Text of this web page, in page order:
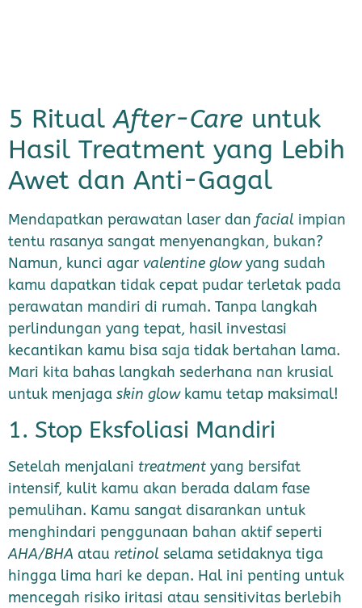
5 RitualAfter-Care untuk
Hasil Treatment yang Lebih
Awet dan Anti-Gagal
Mendapatkan perawatan laser dan facial impian
tentu rasanya sangat menyenangkan, bukan?
Namun, kunci agar valentine glowyang sudah
kamu dapatkan tidak cepat pudar terletak pada
perawatan mandiri di rumah. Tanpa langkah
perlindungan yang tepat, hasil investasi
kecantikan kamu bisa saja tidak bertahan lama.
Mari kita bahas langkah sederhana nan krusial
untuk menjaga skin glowkamu tetap maksimal!
1. Stop Eksfoliasi Mandiri
Setelah menjalani treatment yang bersifat
intensif, kulit kamu akan berada dalam fase
pemulihan. Kamu sangat disarankan untuk
menghindari penggunaan bahan aktif seperti
AHA/BHA atau retinol selama setidaknya tiga
hingga lima hari ke depan. Hal ini penting untuk
mencegah risiko iritasi atau sensitivitas berlebih